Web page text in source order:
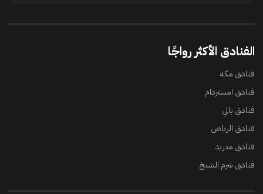
الفنادق الأكثر رواجًا
فنادق مكه
فنادق امستردام
فنادق بالي
فنادق الرياض
فنادق مدريد
فنادق شرم الشيخ